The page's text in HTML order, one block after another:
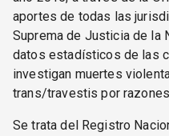
aportes de todas las
Suprema de Justicia de la
datos estadísticos de las
investigan muertes
trans/travestis por
Se trata del Registro